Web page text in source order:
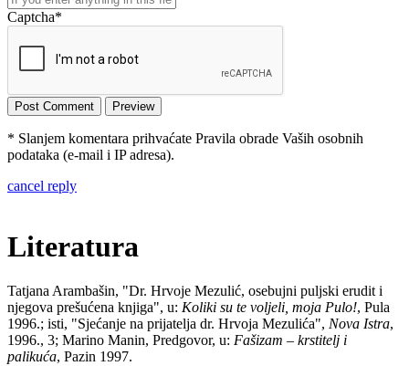
Captcha*
* Slanjem komentara prihvaćate Pravila obrade Vaših osobnih
podataka (e-mail i IP adresa).
cancel reply
Literatura
Tatjana Arambašin, "Dr. Hrvoje Mezulić, osebujni puljski erudit i
njegova prešućena knjiga", u: Koliki su te voljeli, moja Pulo!, Pula
1996.; isti, "Sjećanje na prijatelja dr. Hrvoja Mezulića", Nova Istra,
1996., 3; Marino Manin, Predgovor, u: Fašizam – krstitelj i
palikuća, Pazin 1997.